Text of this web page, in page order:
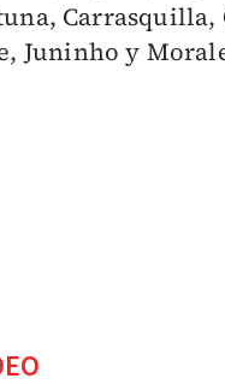
Juninho y